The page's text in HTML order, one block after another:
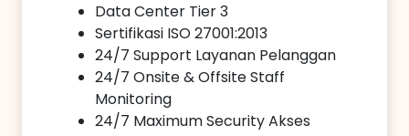
Data Center Tier 3
Sertifikasi ISO 27001:2013
24/7 Support Layanan Pelanggan
24/7 Onsite & Offsite Staff
Monitoring
24/7 Maximum Security Akses